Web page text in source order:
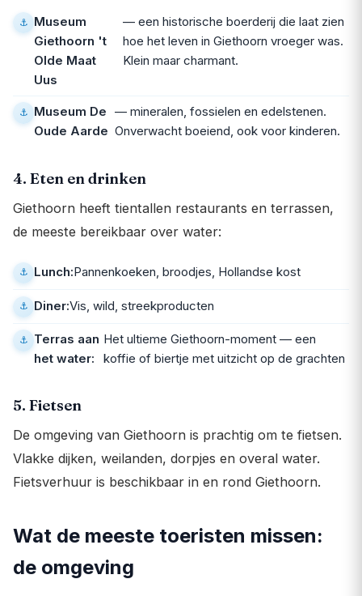
Museum
Giethoorn 't
Olde Maat
Uus
— een historische boerderij die laat zien
hoe het leven in Giethoorn vroeger was.
Klein maar charmant.
Museum De
Oude Aarde
— mineralen, fossielen en edelstenen.
Onverwacht boeiend, ook voor kinderen.
4. Eten en drinken
Giethoorn heeft tientallen restaurants en terrassen,
de meeste bereikbaar over water:
Lunch:Pannenkoeken, broodjes, Hollandse kost
Diner:Vis, wild, streekproducten
Terras aan
het water:
Het ultieme Giethoorn-moment — een
koffie of biertje met uitzicht op de grachten
5. Fietsen
De omgeving van Giethoorn is prachtig om te fietsen.
Vlakke dijken, weilanden, dorpjes en overal water.
Fietsverhuur is beschikbaar in en rond Giethoorn.
Wat de meeste toeristen missen:
de omgeving